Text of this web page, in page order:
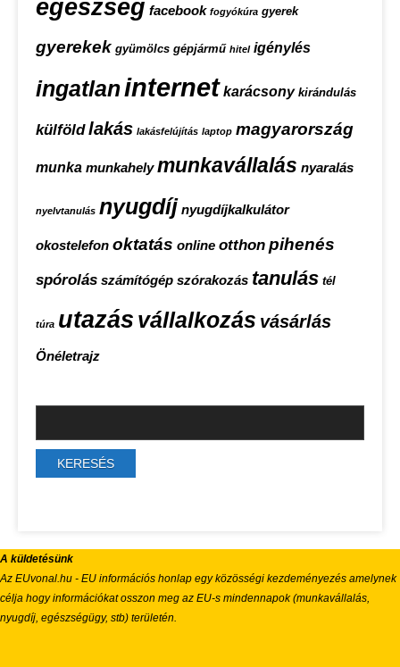
egészség facebook fogyókúra gyerek
gyerekek gyümölcs gépjármű hitel igénylés
ingatlaninternet karácsony kirándulás
külföld lakás lakásfelújítás laptop magyarország
munka munkahely munkavállalás nyaralás
nyelvtanulás nyugdíj nyugdíjkalkulátor
okostelefon oktatás online otthon pihenés
spórolás számítógép szórakozás tanulás tél
túra utazás vállalkozás vásárlás
Önéletrajz
A küldetésünk
Az EUvonal.hu - EU információs honlap egy közösségi kezdeményezés amelynek
célja hogy információkat osszon meg az EU-s mindennapok (munkavállalás,
nyugdíj, egészségügy, stb) területén.